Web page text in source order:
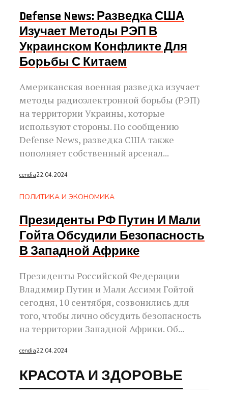
Defense News: Разведка США
Изучает Методы РЭП В
Украинском Конфликте Для
Борьбы С Китаем
Американская военная разведка изучает
методы радиоэлектронной борьбы (РЭП)
на территории Украины, которые
используют стороны. По сообщению
Defense News, разведка США также
пополняет собственный арсенал...
cendia22.04.2024
ПОЛИТИКА И ЭКОНОМИКА
Президенты РФ Путин И Мали
Гойта Обсудили Безопасность
В Западной Африке
Президенты Российской Федерации
Владимир Путин и Мали Ассими Гойтой
сегодня, 10 сентября, созвонились для
того, чтобы лично обсудить безопасность
на территории Западной Африки. Об...
cendia22.04.2024
КРАСОТА И ЗДОРОВЬЕ